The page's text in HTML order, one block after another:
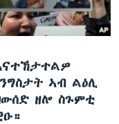
ኣብ ልዕሊ
ዘሎ ስጉምቲ